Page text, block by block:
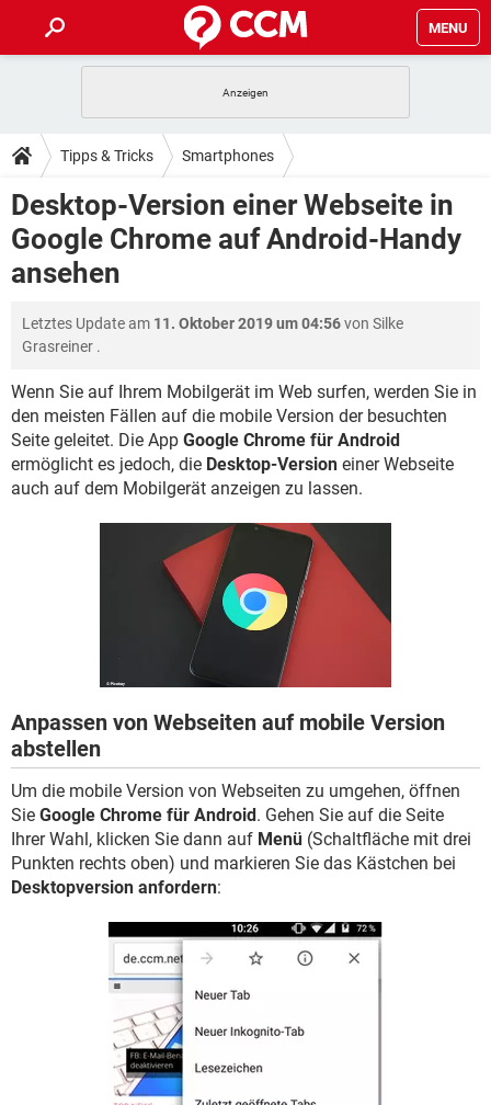
MENU
ANDROID IOS
WINDOWS 10 INSTAGRAM
WHATSAPP TIKTOK
FACEBOOK
TIPPS & TRICKS
SPIELE STREAMING
ANDROID IOS
WINDOWS 10
FACEBOOK HARDWARE
DOWNLOADS
SPIELE STREAMING
ANDROID
WHATSAPP
FACEBOOK HARDWARE
FORUM
ANDROID IOS
FACEBOOK HARDWARE
SPIELE
ANDROID IOS
WINDOWS 10 INSTAGRAM
WHATSAPP TIKTOK
FACEBOOK HARDWARE
Tipps & Tricks Smartphones
Desktop-Version einer Webseite in
Google Chrome auf Android-Handy
ansehen
Letztes Update am 11. Oktober 2019 um 04:56von Silke
Grasreiner .
Wenn Sie auf Ihrem Mobilgerät im Web surfen, werden Sie in
den meisten Fällen auf die mobile Version der besuchten
Seite geleitet. Die App Google Chrome für Android
ermöglicht es jedoch, die Desktop-Version einer Webseite
auch auf dem Mobilgerät anzeigen zu lassen.
Anpassen von Webseiten auf mobile Version
abstellen
Um die mobile Version von Webseiten zu umgehen, öffnen
Sie Google Chrome für Android. Gehen Sie auf die Seite
Ihrer Wahl, klicken Sie dann auf Menü (Schaltfläche mit drei
Punkten rechts oben) und markieren Sie das Kästchen bei
Desktopversion anfordern: